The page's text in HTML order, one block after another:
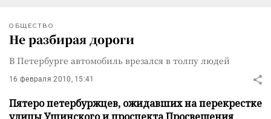
ОБЩЕСТВО
Не разбирая дороги
В Петербурге автомобиль врезался в толпу людей
16 февраля 2010, 15:41
Пятеро петербуржцев, ожидавших на перекрестке